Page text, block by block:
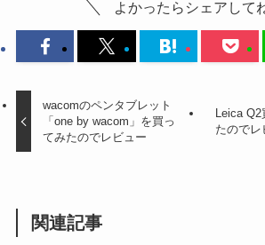
よかったらシェアして
wacomのペンタブレット
「one by wacom」を買っ
てみたのでレビュー
Leica
たのでレ
関連記事